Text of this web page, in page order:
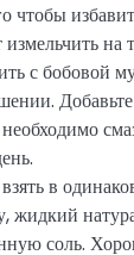
чтобы
измельчить
с бобовой
в
жидкий
соль.